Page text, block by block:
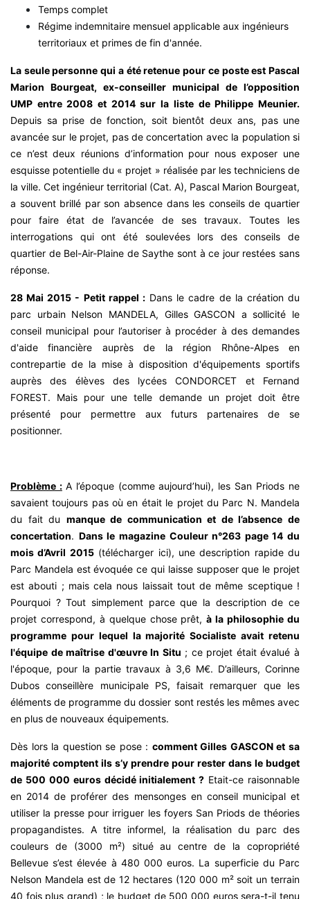
Temps complet
Régime indemnitaire mensuel applicable aux ingénieurs
territoriaux et primes de fin d'année.
La seule personne qui a été retenue pour ce poste est Pascal
Marion Bourgeat, ex-conseiller municipal de l’opposition
UMP entre 2008 et 2014 sur la liste de Philippe Meunier.
Depuis sa prise de fonction, soit bientôt deux ans, pas une
avancée sur le projet, pas de concertation avec la population si
ce n’est deux réunions d’information pour nous exposer une
esquisse potentielle du « projet » réalisée par les techniciens de
la ville. Cet ingénieur territorial (Cat. A), Pascal Marion Bourgeat,
a souvent brillé par son absence dans les conseils de quartier
pour faire état de l’avancée de ses travaux. Toutes les
interrogations qui ont été soulevées lors des conseils de
quartier de Bel-Air-Plaine de Saythe sont à ce jour restées sans
réponse.
28 Mai 2015 - Petit rappel :Dans le cadre de la création du
parc urbain Nelson MANDELA, Gilles GASCON a sollicité le
conseil municipal pour l’autoriser à procéder à des demandes
d'aide financière auprès de la région Rhône-Alpes en
contrepartie de la mise à disposition d'équipements sportifs
auprès des élèves des lycées CONDORCET et Fernand
FOREST. Mais pour une telle demande un projet doit être
présenté pour permettre aux futurs partenaires de se
positionner.
Problème : A l’époque (comme aujourd’hui), les San Priods ne
savaient toujours pas où en était le projet du Parc N. Mandela
du fait du manque de communication et de l’absence de
concertation. Dans le magazine Couleur n°263 page 14 du
mois d’Avril 2015(télécharger ici), une description rapide du
Parc Mandela est évoquée ce qui laisse supposer que le projet
est abouti ; mais cela nous laissait tout de même sceptique !
Pourquoi ? Tout simplement parce que la description de ce
projet correspond, à quelque chose prêt,à la philosophie du
programme pour lequel la majorité Socialiste avait retenu
l'équipe de maîtrise d'œuvre In Situ ; ce projet était évalué à
l'époque, pour la partie travaux à 3,6 M€. D’ailleurs, Corinne
Dubos conseillère municipale PS, faisait remarquer que les
éléments de programme du dossier sont restés les mêmes avec
en plus de nouveaux équipements.
Dès lors la question se pose : comment Gilles GASCON et sa
majorité comptent ils s’y prendre pour rester dans le budget
de 500 000 euros décidé initialement ? Etait-ce raisonnable
en 2014 de proférer des mensonges en conseil municipal et
utiliser la presse pour irriguer les foyers San Priods de théories
propagandistes. A titre informel, la réalisation du parc des
couleurs de (3000 m²) situé au centre de la copropriété
Bellevue s’est élevée à 480 000 euros. La superficie du Parc
Nelson Mandela est de 12 hectares (120 000 m² soit un terrain
40 fois plus grand) ; le budget de 500 000 euros sera-t-il tenu